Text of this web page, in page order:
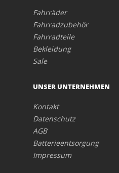
Fahrräder
Fahrradzubehör
Fahrradteile
Bekleidung
Sale
UNSER UNTERNEHMEN
Kontakt
Datenschutz
AGB
Batterieentsorgung
Impressum